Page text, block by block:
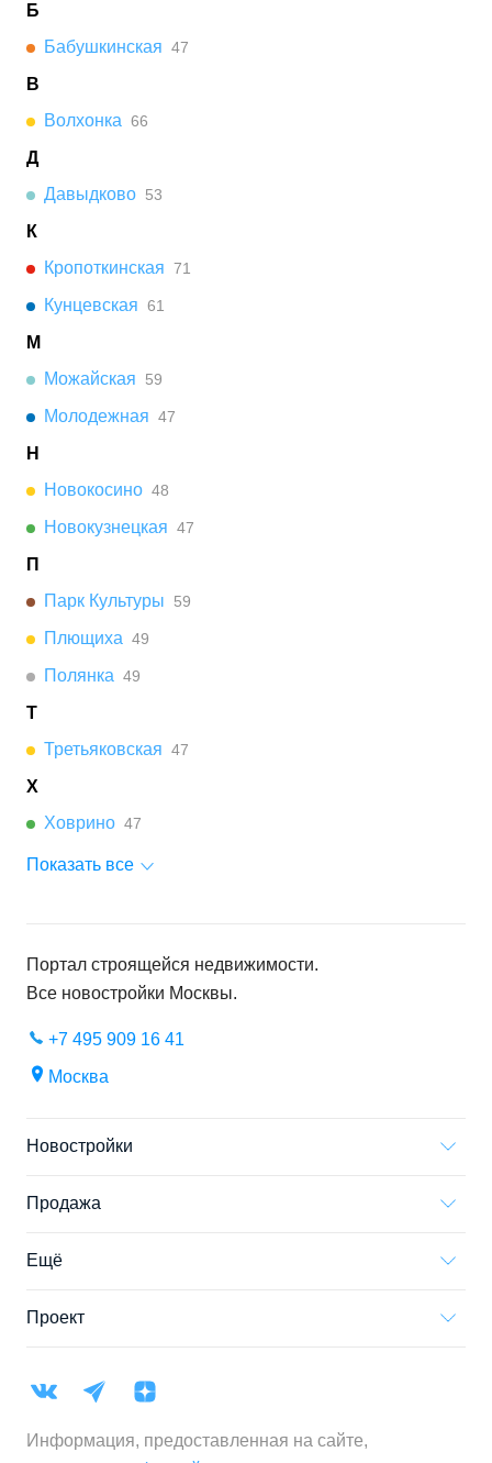
Б
Бабушкинская 47
В
Волхонка 66
Д
Давыдково 53
К
Кропоткинская 71
Кунцевская 61
М
Можайская
59
Молодежная 47
Н
Новокосино 48
Новокузнецкая 47
П
Парк Культуры
59
Плющиха 49
Полянка 49
Т
Третьяковская 47
Х
Ховрино 47
Показать все
Портал строящейся недвижимости.
Все новостройки Москвы.
+7 495 909 16 41
Москва
Новостройки
Продажа
Ещё
Проект
Информация, предоставленная на сайте,